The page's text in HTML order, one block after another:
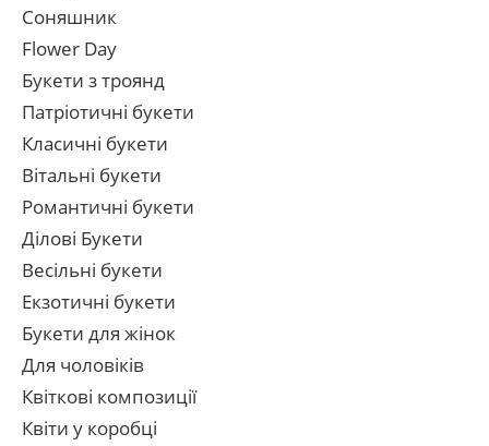
Соняшник
Flower Day
Букети з троянд
Патріотичні букети
Класичні букети
Вітальні букети
Романтичні букети
Ділові Букети
Весільні букети
Екзотичні букети
Букети для жінок
Для чоловіків
Квіткові композиції
Квіти у коробці